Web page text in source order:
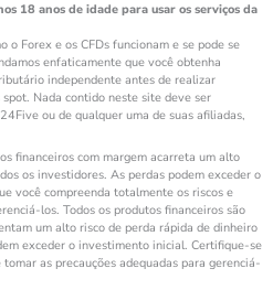
18 anos de idade para usar os serviços da
o Forex e os CFDs funcionam e se pode se
enfaticamente que você obtenha
independente antes de realizar
Nada contido neste site deve ser
ou de qualquer uma de suas afiliadas,
financeiros com margem acarreta um alto
os investidores. As perdas podem exceder o
você compreenda totalmente os riscos e
los. Todos os produtos financeiros são
um alto risco de perda rápida de dinheiro
exceder o investimento inicial. Certifique-se
as precauções adequadas para gerenciá-